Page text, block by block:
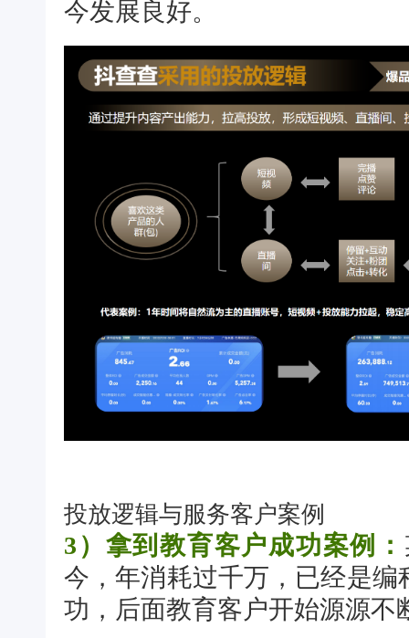
今发展良好。
投放逻辑与服务客户案例
3）拿到教育客户成功案例：
今，年消耗过千万，已经是
功，后面教育客户开始源源不